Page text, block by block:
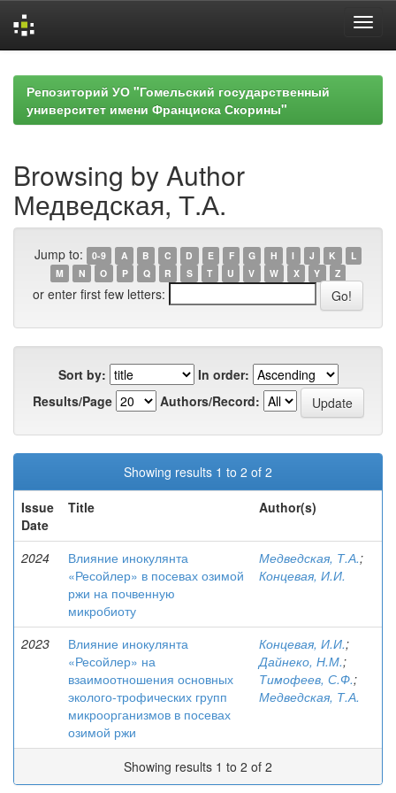
navigationРепозиторий УО "Гомельский государственный
университет имени Франциска Скорины"
Browsing by Author
Медведская, Т.А.
Jump to: 0-9 A B C D E F G H I J K
L
M
N O P Q R S T U V W X Y Z
or enter first few letters:
Sort by:
In order:
Results/Page
Authors/Record:
Showing results 1 to 2 of 2
Issue
Date
Title Author(s)
2024
Влияние инокулянта
«Ресойлер» в посевах озимой
ржи на почвенную
микробиоту
Медведская, Т.А.;
Концевая, И.И.
2023
Влияние инокулянта
«Ресойлер» на
взаимоотношения основных
эколого-трофических групп
микроорганизмов в посевах
озимой ржи
Концевая, И.И.;
Дайнеко, Н.М.;
Тимофеев, С.Ф.;
Медведская, Т.А.
Showing results 1 to 2 of 2